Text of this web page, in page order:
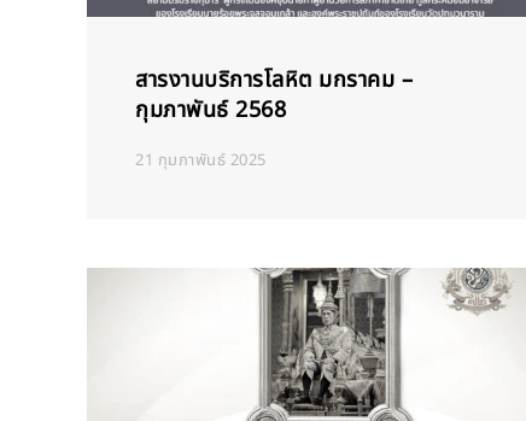
สารงานบริการโลหิต มกราคม –
กุมภาพันธ์ 2568
21 กุมภาพันธ์ 2025